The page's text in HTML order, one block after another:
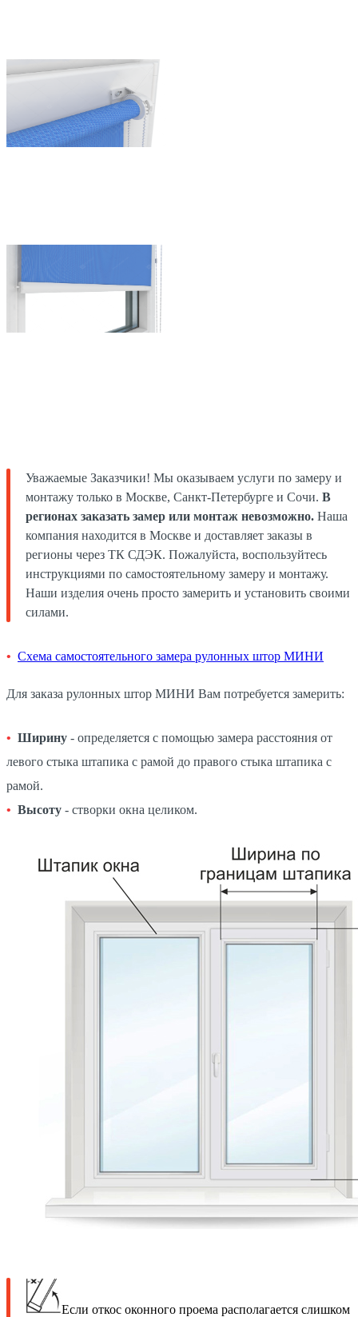
Уважаемые Заказчики! Мы оказываем услуги по замеру и
монтажу только в Москве, Санкт-Петербурге и Сочи. В
регионах заказать замер или монтаж невозможно. Наша
компания находится в Москве и доставляет заказы в
регионы через ТК СДЭК. Пожалуйста, воспользуйтесь
инструкциями по самостоятельному замеру и монтажу.
Наши изделия очень просто замерить и установить своими
силами.
Схема самостоятельного замера рулонных штор МИНИ
Для заказа рулонных штор МИНИ Вам потребуется замерить:
Ширину - определяется с помощью замера расстояния от
левого стыка штапика с рамой до правого стыка штапика с
рамой.
Высоту - створки окна целиком.
Если откос оконного проема располагается слишком